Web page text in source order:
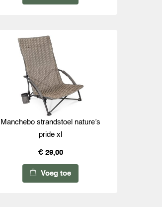
Manchebo strandstoel nature’s
pride xl
€ 29,00
Voeg toe